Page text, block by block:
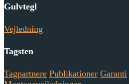
Gulvtegl
Vejledning
Tagsten
Tagpartnere Publikationer Garanti